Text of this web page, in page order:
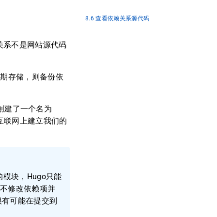
系不是网站源代码
存储，则备份依
建了一个名为
联网上建立我们的
模块，Hugo只能
修改依赖项并
可能在提交到
8.6 查看依赖关系源代码